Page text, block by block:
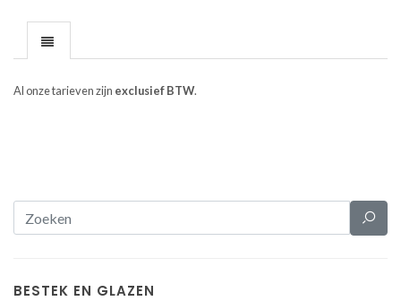
Al onze tarieven zijn exclusief BTW.
BESTEK EN GLAZEN